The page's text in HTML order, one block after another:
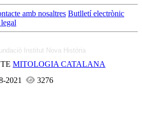
amb nosaltres Butlletí electrònic
Institut Nova Història
MITOLOGIA CATALANA
2021
3276